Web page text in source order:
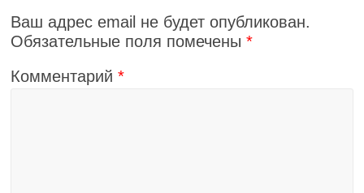
Ваш адрес email не будет опубликован.
Обязательные поля помечены*
Комментарий*